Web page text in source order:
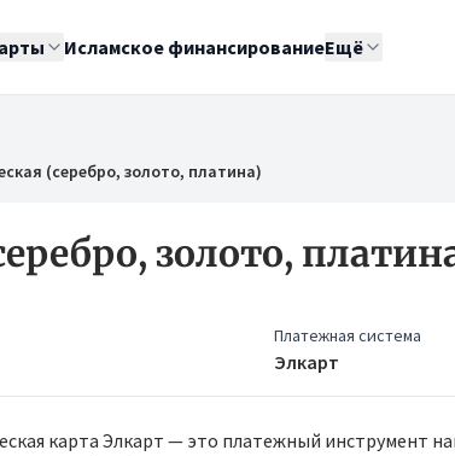
Исламское финансированиеЕщё
(серебро, золото, платина)
золото,
Платежная система
Элкарт
карта Элкарт — это платежный инструмент